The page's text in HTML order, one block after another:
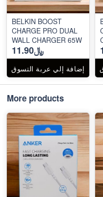
BELKIN BOOST
CHARGE PRO DUAL
WALL CHARGER 65W
﷼11.90
إضافة إلي عربة التسوق
More products